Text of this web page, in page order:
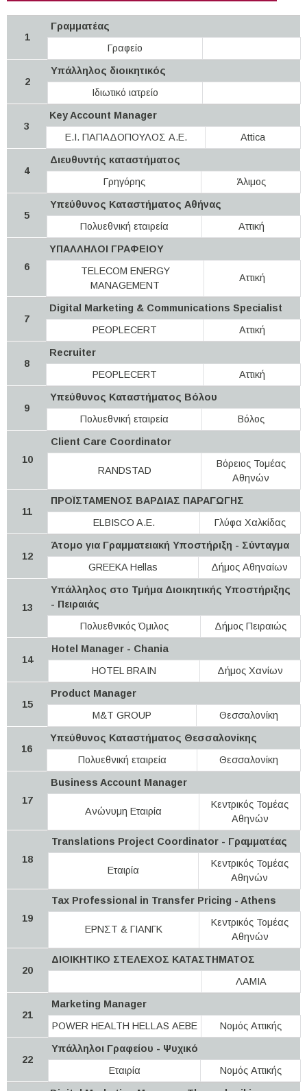
1
Γραμματέας
Γραφείο
2
Υπάλληλος διοικητικός
Ιδιωτικό ιατρείο
3
Key Account Manager
Ε.Ι. ΠΑΠΑΔΟΠΟΥΛΟΣ Α.Ε.
Attica
4
Διευθυντής καταστήματος
Γρηγόρης
Άλιμος
5
Υπεύθυνος Καταστήματος Αθήνας
Πολυεθνική εταιρεία
Αττική
6
ΥΠΑΛΛΗΛΟΙ ΓΡΑΦΕΙΟΥ
TELECOM ENERGY
MANAGEMENT
Αττική
7
Digital Marketing & Communications Specialist
PEOPLECERT
Αττική
8
Recruiter
PEOPLECERT
Αττική
9
Υπεύθυνος Καταστήματος Βόλου
Πολυεθνική εταιρεία
Βόλος
10
Client Care Coordinator
RANDSTAD
Βόρειος Τομέας
Αθηνών
11
ΠΡΟΪΣΤΑΜΕΝΟΣ ΒΑΡΔΙΑΣ ΠΑΡΑΓΩΓΗΣ
ELBISCO A.E.
Γλύφα Χαλκίδας
12
Άτομο για Γραμματειακή Υποστήριξη - Σύνταγμα
GREEKA Hellas
Δήμος Αθηναίων
13
Υπάλληλος στο Τμήμα Διοικητικής Υποστήριξης
- Πειραιάς
Πολυεθνικός Όμιλος
Δήμος Πειραιώς
14
Hotel Manager - Chania
HOTEL BRAIN
Δήμος Χανίων
15
Product Manager
M&T GROUP
Θεσσαλονίκη
16
Υπεύθυνος Καταστήματος Θεσσαλονίκης
Πολυεθνική εταιρεία
Θεσσαλονίκη
17
Business Account Manager
Ανώνυμη Εταιρία
Κεντρικός Τομέας
Αθηνών
18
Translations Project Coordinator - Γραμματέας
Εταιρία
Κεντρικός Τομέας
Αθηνών
19
Tax Professional in Transfer Pricing - Athens
ΕΡΝΣΤ & ΓΙΑΝΓΚ
Κεντρικός Τομέας
Αθηνών
20
ΔΙΟΙΚΗΤΙΚΟ ΣΤΕΛΕΧΟΣ ΚΑΤΑΣΤΗΜΑΤΟΣ
ΛΑΜΙΑ
21
Marketing Manager
POWER HEALTH HELLAS ΑΕΒΕ
Νομός Αττικής
22
Υπάλληλοι Γραφείου - Ψυχικό
Eταιρία
Νομός Αττικής